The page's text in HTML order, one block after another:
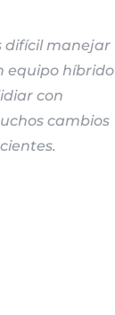
difícil manejar
equipo híbrido
con
cambios